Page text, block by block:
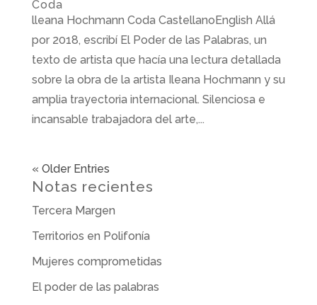
Coda
lleana Hochmann Coda CastellanoEnglish Allá
por 2018, escribí El Poder de las Palabras, un
texto de artista que hacía una lectura detallada
sobre la obra de la artista Ileana Hochmann y su
amplia trayectoria internacional. Silenciosa e
incansable trabajadora del arte,...
« Older Entries
Notas recientes
Tercera Margen
Territorios en Polifonía
Mujeres comprometidas
El poder de las palabras